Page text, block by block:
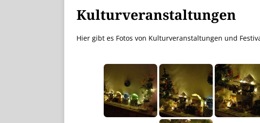
[ 31. Juli 2026 ]
Des Himmels Blau
Generalsekretär stellt
[ 1. August 2026 ] Die Niarts Charts im
Kulturveranstaltungen
Hier gibt es Fotos von Kulturveranstaltungen und